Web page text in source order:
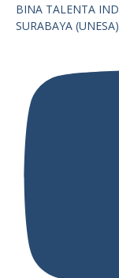
BINA TALENTA
SURABAYA